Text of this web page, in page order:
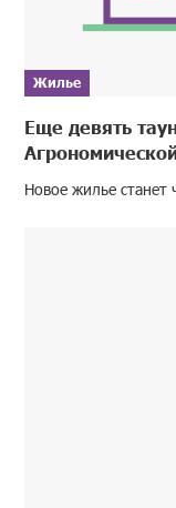
Жилье
Еще девять
Новое жилье станет